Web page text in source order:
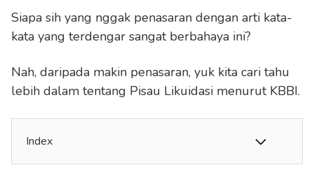
Siapa sih yang nggak penasaran dengan arti kata-
kata yang terdengar sangat berbahaya ini?
Nah, daripada makin penasaran, yuk kita cari tahu
lebih dalam tentang Pisau Likuidasi menurut KBBI.
Index